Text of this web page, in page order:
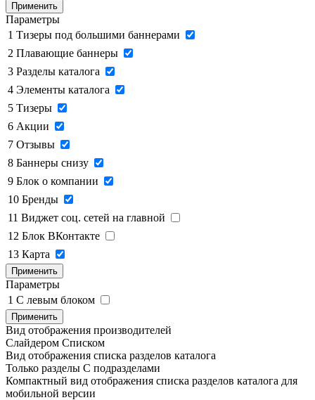
Применить
Параметры
1 Тизеры под большими баннерами
2 Плавающие баннеры
3 Разделы каталога
4 Элементы каталога
5 Тизеры
6 Акции
7 Отзывы
8 Баннеры снизу
9 Блок о компании
10 Бренды
11 Виджет соц. сетей на главной
12 Блок ВКонтакте
13 Карта
Применить
Параметры
1 C левым блоком
Применить
Вид отображения производителей
Слайдером Списком
Вид отображения списка разделов каталога
Только разделы С подразделами
Компактный вид отображения списка разделов каталога для
мобильной версии